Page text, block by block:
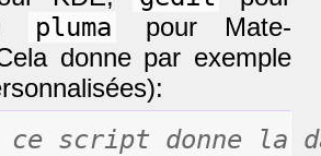
pluma
pour Mate-
donne par exemple
script donne la